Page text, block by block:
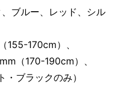
ブルー、レッド、シル
155-170cm）、
（170-190cm）、
ブラックのみ）